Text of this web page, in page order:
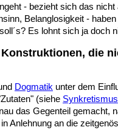
- bezieht sich das
Belanglosigkeit -
Es lohnt sich ja doch
die
Dogmatik unter dem
(siehe Synkretismus
das Gegenteil gemacht,
Anlehnung an die